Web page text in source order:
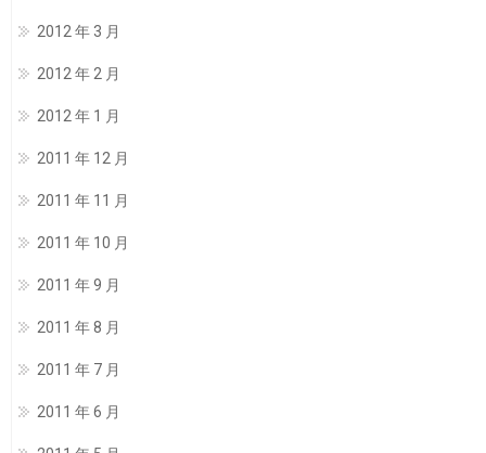
2012 年 3 月
2012 年 2 月
2012 年 1 月
2011 年 12 月
2011 年 11 月
2011 年 10 月
2011 年 9 月
2011 年 8 月
2011 年 7 月
2011 年 6 月